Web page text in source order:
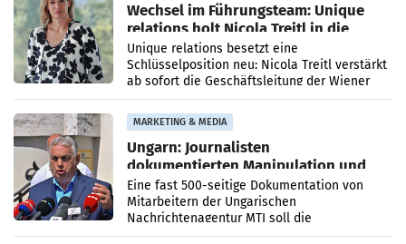
Wechsel im Führungsteam: Unique
relations holt Nicola Treitl in die
Geschäftsleitung
Unique relations besetzt eine
Schlüsselposition neu: Nicola Treitl verstärkt
ab sofort die Geschäftsleitung der Wiener
PR-Agentur an der Seite von Josef Kalina und
Anna Kalina-Mahr.
MARKETING & MEDIA
Ungarn: Journalisten
dokumentierten Manipulation und
Zensur
Eine fast 500-seitige Dokumentation von
Mitarbeitern der Ungarischen
Nachrichtenagentur MTI soll die
systematische Nachrichten-Manipulation und